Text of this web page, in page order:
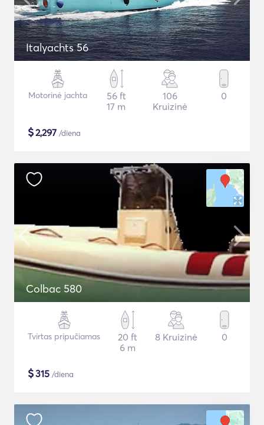
Italyachts 56
Motorinė jachta
56 ft
17 m
106
Kruizinė
0
$2,297 /diena
Colbac 580
Tvirtas pripučiamas
20 ft
6 m
8 Kruizinė 0
$315 /diena